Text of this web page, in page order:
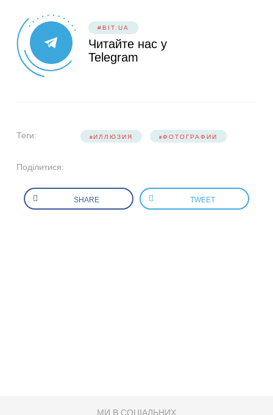
#BIT.UA
Читайте нас у
Telegram
Теги: ИЛЛЮЗИЯ ФОТОГРАФИИ
Поділитися:
SHARE TWEET
МИ В СОЦІАЛЬНИХ